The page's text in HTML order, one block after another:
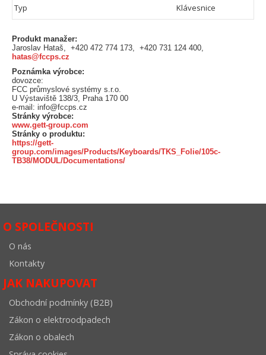
Typ
Klávesnice
Produkt manažer:
Jaroslav Hataš, +420 472 774 173, +420 731 124 400,
hatas@fccps.cz
Poznámka výrobce:
dovozce:
FCC průmyslové systémy s.r.o.
U Výstaviště 138/3, Praha 170 00
e-mail: info@fccps.cz
Stránky výrobce:
www.gett-group.com
Stránky o produktu:
https://gett-
group.com/images/Products/Keyboards/TKS_Folie/105c-
TB38/MODUL/Documentations/
O SPOLEČNOSTI
O nás
Kontakty
JAK NAKUPOVAT
Obchodní podmínky (B2B)
Zákon o elektroodpadech
Zákon o obalech